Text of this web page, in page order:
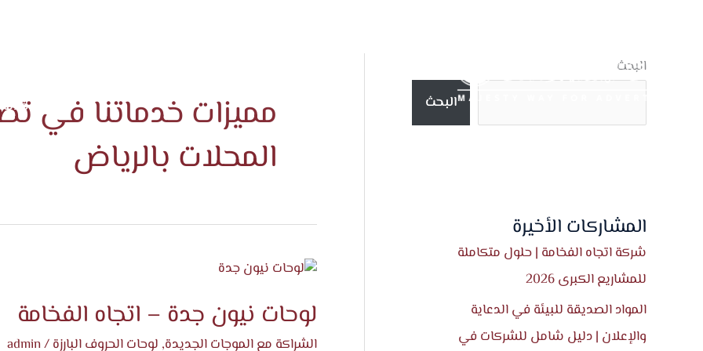
البحث
البحث
المشاركات الأخيرة
شركة اتجاه الفخامة | حلول متكاملة
للمشاريع الكبرى 2026
المواد الصديقة للبيئة في الدعاية
والإعلان | دليل شامل للشركات في
مميزات خدماتنا في
المحلات بالرياض
لوحات نيون جدة – اتجاه الفخامة
الشراكة مع الموجات الجديدة, لوحات الحروف البارزة/
admin
لوحات
جدة